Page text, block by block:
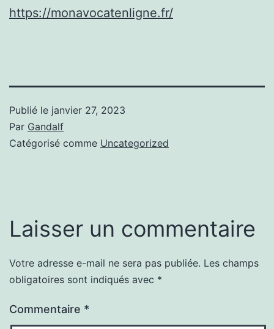
https://monavocatenligne.fr/
Publié le janvier 27, 2023
Par Gandalf
Catégorisé comme Uncategorized
Laisser un commentaire
Votre adresse e-mail ne sera pas publiée. Les champs
obligatoires sont indiqués avec *
Commentaire *